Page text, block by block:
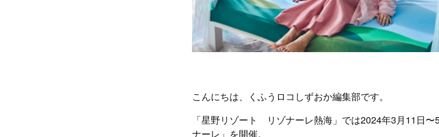
こんにちは、くふうロコしずおか編集部です。
「星野リゾート リゾナーレ熱海」では2024年3月11日
ナーレ」を開催。